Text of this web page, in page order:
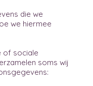
die we
we hiermee
of sociale
soms wij